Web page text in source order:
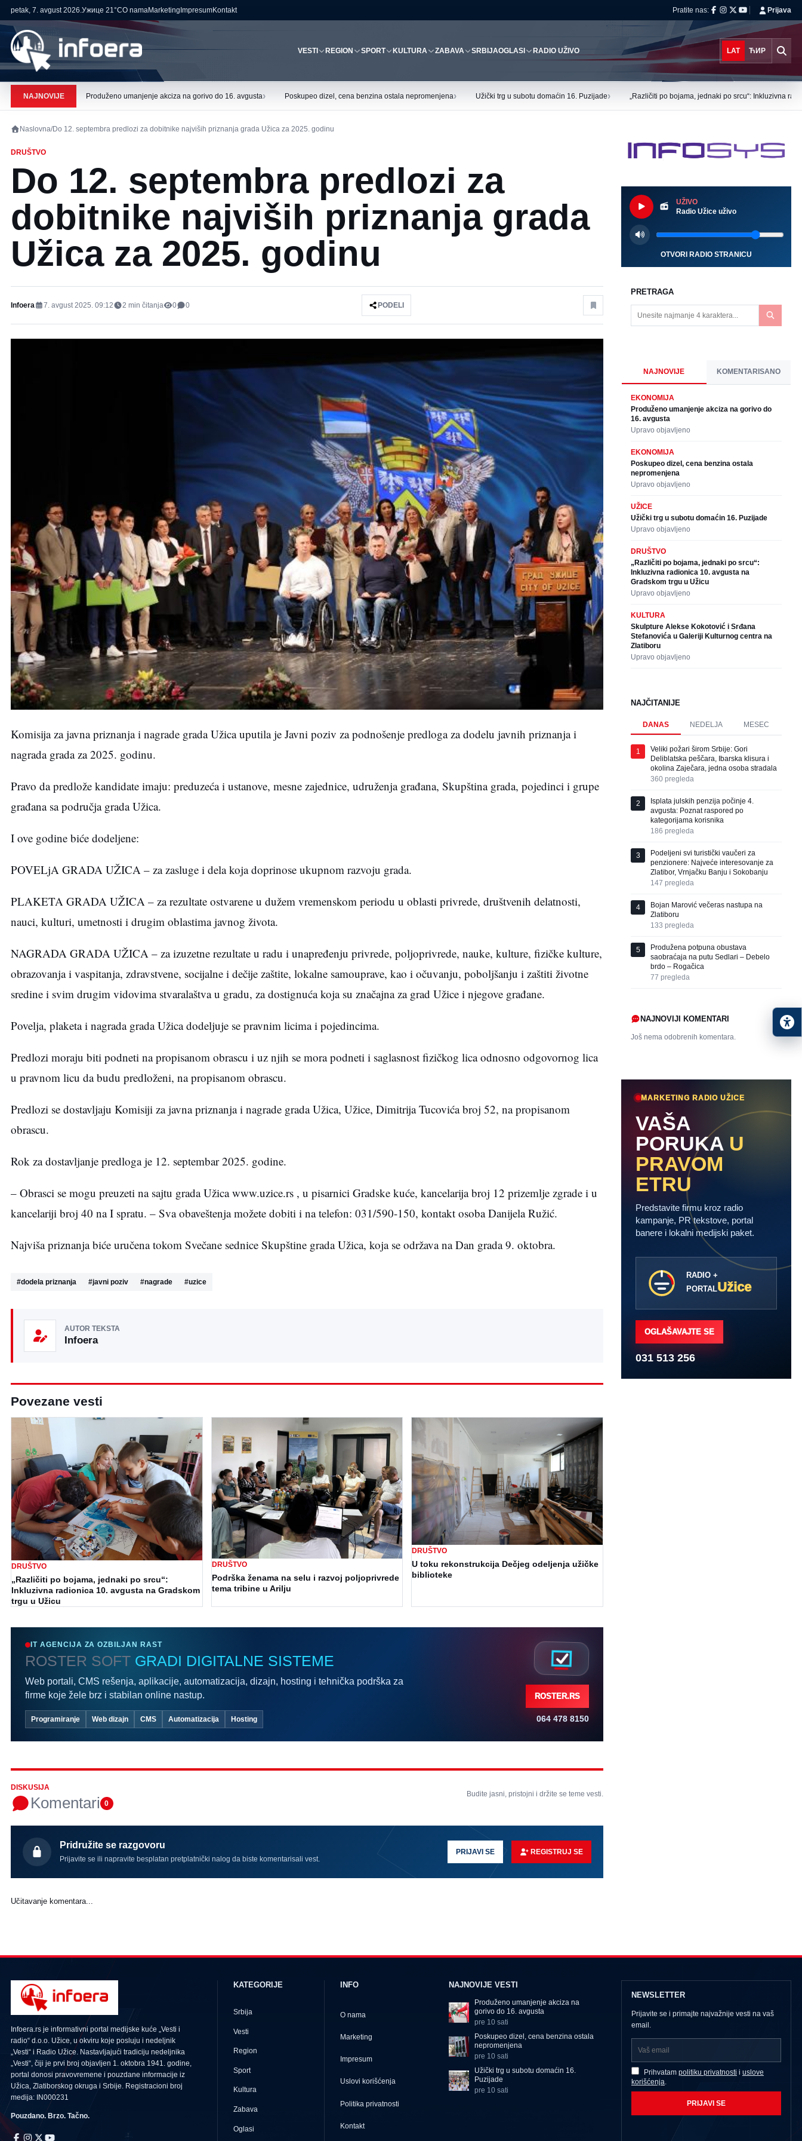
petak, 7. avgust 2026.Ужице 21°CO namaMarketing ImpresumKontakt Pratite nas: Prijava
VESTI REGION SPORT KULTURA ZABAVA SRBIJAOGLASI RADIO UŽIVO LAT ЋИР
NAJNOVIJE Produženo umanjenje akciza na gorivo do 16. avgusta› Poskupeo dizel, cena benzina ostala nepromenjena› Užički trg u subotu domaćin 16. Puzijade› „Različiti po bojama, jednaki po srcu“: Inkluzivna
Naslovna/Do 12. septembra predlozi za dobitnike najviših priznanja grada Užica za 2025. godinu
DRUŠTVO
Do 12. septembra predlozi za
dobitnike najviših priznanja grada
Užica za 2025. godinu
Infoera 7. avgust 2025. 09:12 2 min čitanja 0 0 PODELI
Komisija za javna priznanja i nagrade grada Užica uputila je Javni poziv za podnošenje predloga za dodelu javnih priznanja i
nagrada grada za 2025. godinu.
Pravo da predlože kandidate imaju: preduzeća i ustanove, mesne zajednice, udruženja građana, Skupština grada, pojedinci i grupe
građana sa područja grada Užica.
I ove godine biće dodeljene:
POVELjA GRADA UŽICA – za zasluge i dela koja doprinose ukupnom razvoju grada.
PLAKETA GRADA UŽICA – za rezultate ostvarene u dužem vremenskom periodu u oblasti privrede, društvenih delatnosti,
nauci, kulturi, umetnosti i drugim oblastima javnog života.
NAGRADA GRADA UŽICA – za izuzetne rezultate u radu i unapređenju privrede, poljoprivrede, nauke, kulture, fizičke kulture,
obrazovanja i vaspitanja, zdravstvene, socijalne i dečije zaštite, lokalne samouprave, kao i očuvanju, poboljšanju i zaštiti životne
sredine i svim drugim vidovima stvaralaštva u gradu, za dostignuća koja su značajna za grad Užice i njegove građane.
Povelja, plaketa i nagrada grada Užica dodeljuje se pravnim licima i pojedincima.
Predlozi moraju biti podneti na propisanom obrascu i uz njih se mora podneti i saglasnost fizičkog lica odnosno odgovornog lica
u pravnom licu da budu predloženi, na propisanom obrascu.
Predlozi se dostavljaju Komisiji za javna priznanja i nagrade grada Užica, Užice, Dimitrija Tucovića broj 52, na propisanom
obrascu.
Rok za dostavljanje predloga je 12. septembar 2025. godine.
– Obrasci se mogu preuzeti na sajtu grada Užica www.uzice.rs , u pisarnici Gradske kuće, kancelarija broj 12 prizemlje zgrade i u
kancelariji broj 40 na I spratu. – Sva obaveštenja možete dobiti i na telefon: 031/590-150, kontakt osoba Danijela Ružić.
Najviša priznanja biće uručena tokom Svečane sednice Skupštine grada Užica, koja se održava na Dan grada 9. oktobra.
#dodela priznanja #javni poziv #nagrade #uzice
AUTOR TEKSTA
Infoera
Povezane vesti
DRUŠTVO
„Različiti po bojama, jednaki po srcu“:
Inkluzivna radionica 10. avgusta na Gradskom
trgu u Užicu
DRUŠTVO
Podrška ženama na selu i razvoj poljoprivrede
tema tribine u Arilju
DRUŠTVO
U toku rekonstrukcija Dečjeg odeljenja užičke
biblioteke
IT AGENCIJA ZA OZBILJAN RAST
ROSTER SOFT GRADI DIGITALNE SISTEME
Web portali, CMS rešenja, aplikacije, automatizacija, dizajn, hosting i tehnička podrška za
firme koje žele brz i stabilan online nastup.
Programiranje Web dizajn CMS Automatizacija Hosting
ROSTER.RS
064 478 8150
DISKUSIJA
Komentari 0
Budite jasni, pristojni i držite se teme vesti.
Pridružite se razgovoru
Prijavite se ili napravite besplatan pretplatnički nalog da biste komentarisali vest.
PRIJAVI SE REGISTRUJ SE
Učitavanje komentara...
UŽIVO
Radio Užice uživo
OTVORI RADIO STRANICU
PRETRAGA
NAJNOVIJE KOMENTARISANO
EKONOMIJA
Produženo umanjenje akciza na gorivo do
16. avgusta
Upravo objavljeno
EKONOMIJA
Poskupeo dizel, cena benzina ostala
nepromenjena
Upravo objavljeno
UŽICE
Užički trg u subotu domaćin 16. Puzijade
Upravo objavljeno
DRUŠTVO
„Različiti po bojama, jednaki po srcu“:
Inkluzivna radionica 10. avgusta na
Gradskom trgu u Užicu
Upravo objavljeno
KULTURA
Skulpture Alekse Kokotović i Srđana
Stefanovića u Galeriji Kulturnog centra na
Zlatiboru
Upravo objavljeno
NAJČITANIJE
DANAS NEDELJA MESEC
1
Veliki požari širom Srbije: Gori
Deliblatska peščara, Ibarska klisura i
okolina Zaječara, jedna osoba stradala
360 pregleda
2
Isplata julskih penzija počinje 4.
avgusta: Poznat raspored po
kategorijama korisnika
186 pregleda
3
Podeljeni svi turistički vaučeri za
penzionere: Najveće interesovanje za
Zlatibor, Vrnjačku Banju i Sokobanju
147 pregleda
4
Bojan Marović večeras nastupa na
Zlatiboru
133 pregleda
5
Produžena potpuna obustava
saobraćaja na putu Sedlari – Debelo
brdo – Rogačica
77 pregleda
NAJNOVIJI KOMENTARI
Još nema odobrenih komentara.
MARKETING RADIO UŽICE
VAŠA
PORUKA U
PRAVOM
ETRU
Predstavite firmu kroz radio
kampanje, PR tekstove, portal
banere i lokalni medijski paket.
RADIO +
PORTALUžice
OGLAŠAVAJTE SE
031 513 256
Infoera.rs je informativni portal medijske kuće „Vesti i
radio“ d.o.o. Užice, u okviru koje posluju i nedeljnik
„Vesti“ i Radio Užice. Nastavljajući tradiciju nedeljnika
„Vesti“, čiji je prvi broj objavljen 1. oktobra 1941. godine,
portal donosi pravovremene i pouzdane informacije iz
Užica, Zlatiborskog okruga i Srbije. Registracioni broj
medija: IN000231
Pouzdano. Brzo. Tačno.
KATEGORIJE
Srbija
Vesti
Region
Sport
Kultura
Zabava
Oglasi
INFO
O nama
Marketing
Impresum
Uslovi korišćenja
Politika privatnosti
Kontakt
NAJNOVIJE VESTI
Produženo umanjenje akciza na
gorivo do 16. avgusta
pre 10 sati
Poskupeo dizel, cena benzina ostala
nepromenjena
pre 10 sati
Užički trg u subotu domaćin 16.
Puzijade
pre 10 sati
NEWSLETTER
Prijavite se i primajte najvažnije vesti na vaš
email.
Prihvatam politiku privatnosti i uslove
korišćenja.
PRIJAVI SE